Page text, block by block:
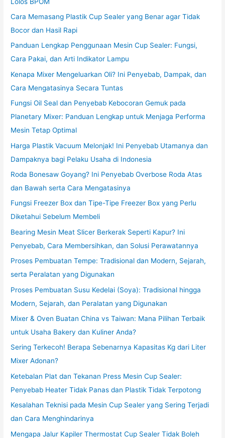
Cara Memasang Plastik Cup Sealer yang Benar agar Tidak
Bocor dan Hasil Rapi
Panduan Lengkap Penggunaan Mesin Cup Sealer: Fungsi,
Cara Pakai, dan Arti Indikator Lampu
Kenapa Mixer Mengeluarkan Oli? Ini Penyebab, Dampak, dan
Cara Mengatasinya Secara Tuntas
Fungsi Oil Seal dan Penyebab Kebocoran Gemuk pada
Planetary Mixer: Panduan Lengkap untuk Menjaga Performa
Mesin Tetap Optimal
Harga Plastik Vacuum Melonjak! Ini Penyebab Utamanya dan
Dampaknya bagi Pelaku Usaha di Indonesia
Roda Bonesaw Goyang? Ini Penyebab Overbose Roda Atas
dan Bawah serta Cara Mengatasinya
Fungsi Freezer Box dan Tipe-Tipe Freezer Box yang Perlu
Diketahui Sebelum Membeli
Bearing Mesin Meat Slicer Berkerak Seperti Kapur? Ini
Penyebab, Cara Membersihkan, dan Solusi Perawatannya
Proses Pembuatan Tempe: Tradisional dan Modern, Sejarah,
serta Peralatan yang Digunakan
Proses Pembuatan Susu Kedelai (Soya): Tradisional hingga
Modern, Sejarah, dan Peralatan yang Digunakan
Mixer & Oven Buatan China vs Taiwan: Mana Pilihan Terbaik
untuk Usaha Bakery dan Kuliner Anda?
Sering Terkecoh! Berapa Sebenarnya Kapasitas Kg dari Liter
Mixer Adonan?
Ketebalan Plat dan Tekanan Press Mesin Cup Sealer:
Penyebab Heater Tidak Panas dan Plastik Tidak Terpotong
Kesalahan Teknisi pada Mesin Cup Sealer yang Sering Terjadi
dan Cara Menghindarinya
Mengapa Jalur Kapiler Thermostat Cup Sealer Tidak Boleh